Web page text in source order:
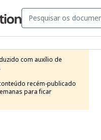
com auxílio de
recém-publicado
para ficar